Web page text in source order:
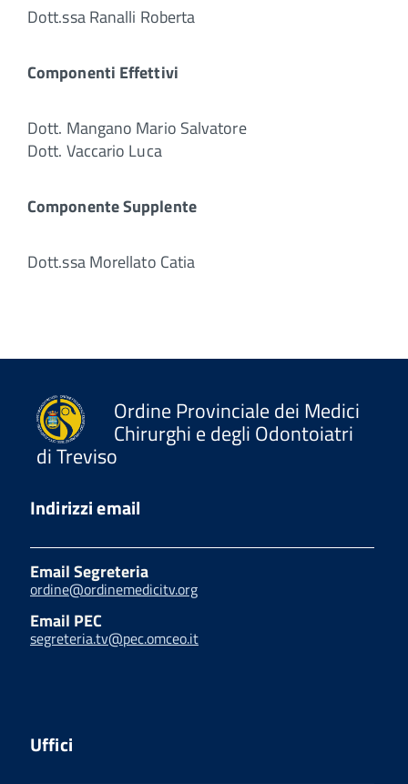
Dott.ssa Ranalli Roberta
Componenti Effettivi
Dott. Mangano Mario Salvatore
Dott. Vaccario Luca
Componente Supplente
Dott.ssa Morellato Catia
Ordine Provinciale dei Medici
Chirurghi e degli Odontoiatri
di Treviso
Indirizzi email
Email Segreteria
ordine@ordinemedicitv.org
Email PEC
segreteria.tv@pec.omceo.it
Uffici